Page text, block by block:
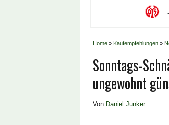
Home » Kaufempfehlungen »
Sonntags-
ungewohnt
Von Daniel Junker